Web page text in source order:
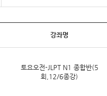
강좌명
토요오전-JLPT N1 종합반(5
회,12/6종강)